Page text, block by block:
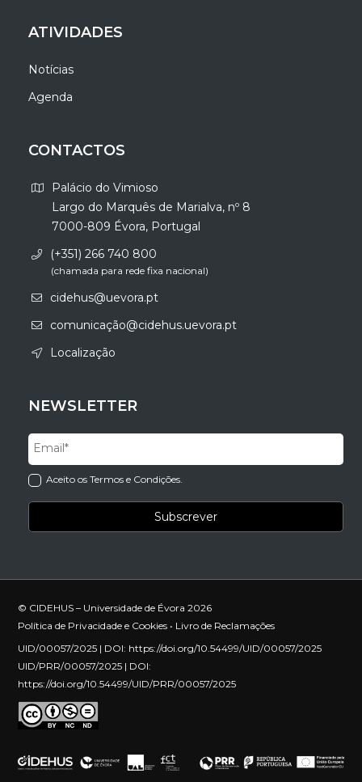
ATIVIDADES
Notícias
Agenda
CONTACTOS
Palácio do Vimioso
Largo do Marquês de Marialva, nº 8
7000-809 Évora, Portugal
(+351) 266 740 800
(chamada para rede fixa nacional)
cidehus@uevora.pt
comunicação@cidehus.uevora.pt
Localização
NEWSLETTER
Aceito os Termos e Condições.
© CIDEHUS – Universidade de Évora 2026
Política de Privacidade e Cookies • Livro de Reclamações
UID/00057/2025 | DOI: https://doi.org/10.54499/UID/00057/2025
UID/PRR/00057/2025 | DOI:
https://doi.org/10.54499/UID/PRR/00057/2025